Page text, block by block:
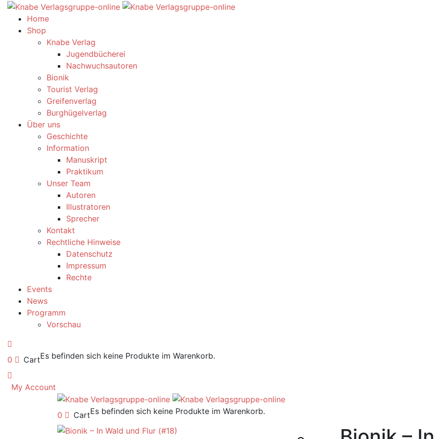
Home
Shop
Knabe Verlag
Jugendbücherei
Nachwuchsautoren
Bionik
Tourist Verlag
Greifenverlag
Burghügelverlag
Über uns
Geschichte
Information
Manuskript
Praktikum
Unser Team
Autoren
Illustratoren
Sprecher
Kontakt
Rechtliche Hinweise
Datenschutz
Impressum
Rechte
Events
News
Programm
Vorschau
0 CartEs befinden sich keine Produkte im Warenkorb.
My Account
0 CartEs befinden sich keine Produkte im Warenkorb.